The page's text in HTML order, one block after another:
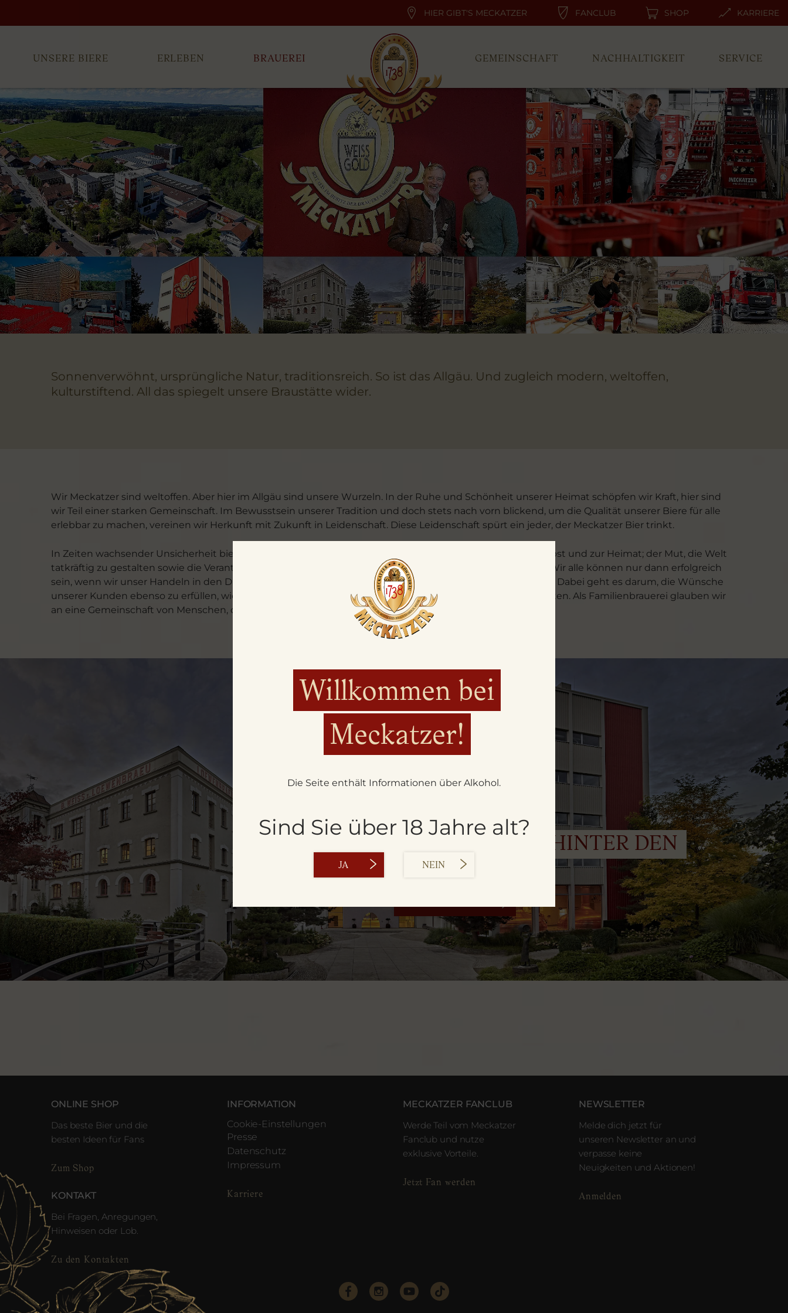
HIER GIBT'S MECKATZER FANCLUB SHOP KARRIERE
UNSERE BIERE ERLEBEN BRAUEREI GEMEINSCHAFT NACHHALTIGKEIT SERVICE
Willkommen bei
Meckatzer!
Die Seite enthält Informationen über Alkohol.
Sind Sie über 18 Jahre alt?
JA NEIN
Sonnenverwöhnt, ursprüngliche Natur, traditionsreich. So ist das Allgäu. Und zugleich modern, weltoffen,
kulturstiftend. All das spiegelt unsere Braustätte wider.
Wir Meckatzer sind weltoffen. Aber hier im Allgäu sind unsere Wurzeln. In der Ruhe und Schönheit unserer Heimat schöpfen wir Kraft, hier sind
wir Teil einer starken Gemeinschaft. Im Bewusstsein unserer Tradition und doch stets nach vorn blickend, um die Qualität unserer Biere für alle
erlebbar zu machen, vereinen wir Herkunft mit Zukunft in Leidenschaft. Diese Leidenschaft spürt ein jeder, der Meckatzer Bier trinkt.
In Zeiten wachsender Unsicherheit bieten uns nur zeitlos gültige Werte Orientierung: die Treue zu sich selbst und zur Heimat; der Mut, die Welt
tatkräftig zu gestalten sowie die Verantwortung für das eigene Handeln gegenüber Mensch und Umwelt. Wir alle können nur dann erfolgreich
sein, wenn wir unser Handeln in den Dienst jener Gemeinschaft stellen, durch die und für die wir existieren. Dabei geht es darum, die Wünsche
unserer Kunden ebenso zu erfüllen, wie das Potenzial unserer Mitarbeitenden und Arbeitspartner zu entfalten. Als Familienbrauerei glauben wir
an eine Gemeinschaft von Menschen, die diese Ziele partnerschaftlich erreicht.
DIE BRAUEREI HINTER DEN
KULISSEN
ONLINE SHOP
Das beste Bier und die
besten Ideen für Fans
Zum Shop
KONTAKT
Bei Fragen, Anregungen,
Hinweisen oder Lob.
Zu den Kontakten
INFORMATION
Cookie-Einstellungen
Presse
Datenschutz
Impressum
Karriere
MECKATZER FANCLUB
Werde Teil vom Meckatzer
Fanclub und nutze
exklusive Vorteile.
Jetzt Fan werden
NEWSLETTER
Melde dich jetzt für
unseren Newsletter an und
verpasse keine
Neuigkeiten und Aktionen!
Anmelden